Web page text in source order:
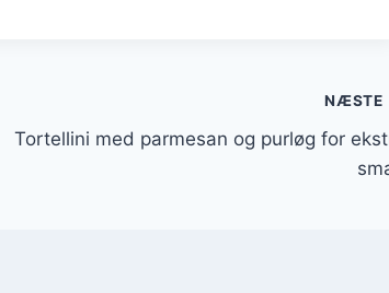
NÆSTE
Tortellini med parmesan og purløg for